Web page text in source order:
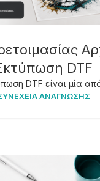
DTF
DTF είναι μία
ΑΝΆΓΝΩΣΗΣ